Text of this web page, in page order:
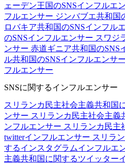
ェーデン王国のSNSインフルエ
フルエンサー ジンバブエ共和国
ロバキア共和国のSNSインフル
のSNSインフルエンサー スワジ
ンサー 赤道ギニア共和国のSNS
ル共和国のSNSインフルエンサー
フルエンサー
SNSに関するインフルエンサー
スリランカ民主社会主義共和国
ンサー スリランカ民主社会主義
ンフルエンサー スリランカ民主
twitterインフルエンサー スリラ
するインスタグラムインフルエ
主義共和国に関するツイッター